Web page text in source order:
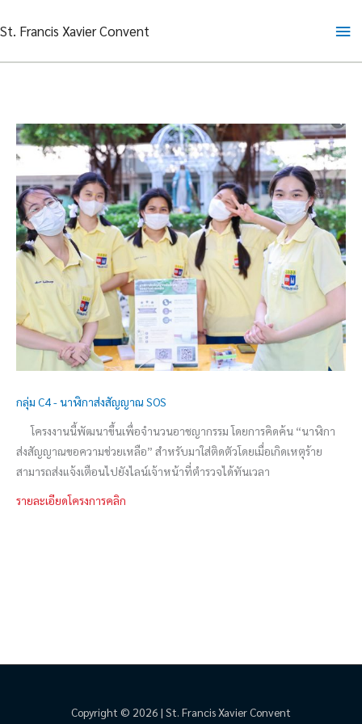
to
St. Francis Xavier Convent
กลุ่ม C4 - นาฬิกาส่งสัญญาณ SOS
โครงงานนี้พัฒนาขึ้นเพื่อจำนวนอาชญากรรม โดยการคิดค้น “นาฬิกา
ส่งสัญญาณขอความช่วยเหลือ” สำหรับมาใส่ติดตัวโดยเมื่อเกิดเหตุร้าย
สามารถส่งแจ้งเตือนไปยังไลน์เจ้าหน้าที่ตำรวจได้ทันเวลา
รายละเอียดโครงการคลิก
Copyright © 2026 | St. Francis Xavier Convent